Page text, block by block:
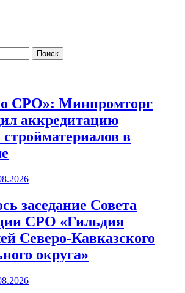
о СРО»: Минпромторг
аккредитацию
стройматериалов в
заседание Совета
СРО «Гильдия
Северо-Кавказского
округа»